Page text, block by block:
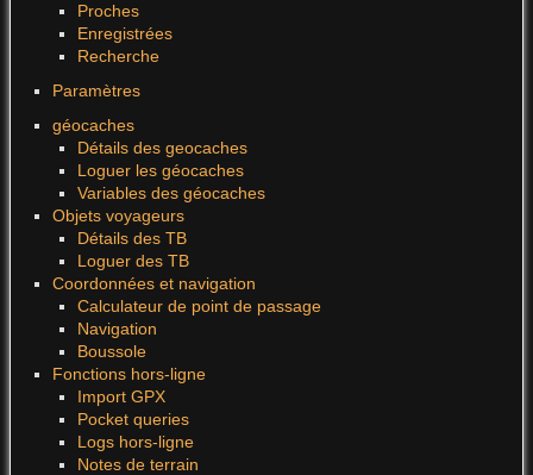
Proches
Enregistrées
Recherche
Paramètres
géocaches
Détails des geocaches
Loguer les géocaches
Variables des géocaches
Objets voyageurs
Détails des TB
Loguer des TB
Coordonnées et navigation
Calculateur de point de passage
Navigation
Boussole
Fonctions hors-ligne
Import GPX
Pocket queries
Logs hors-ligne
Notes de terrain